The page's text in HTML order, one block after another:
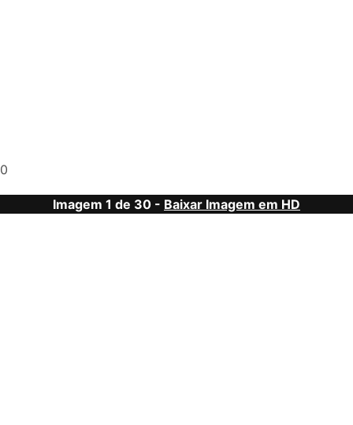
0
Imagem 1 de 30 - Baixar Imagem em HD